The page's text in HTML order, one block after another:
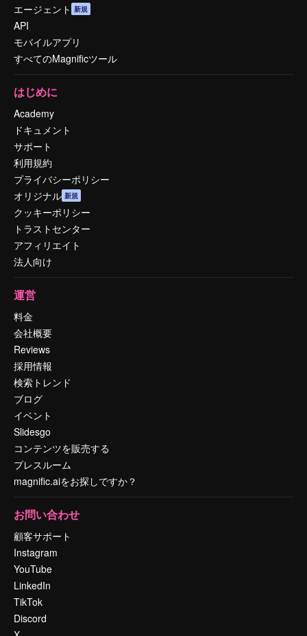
エージェント 新規
API
モバイルアプリ
すべてのMagnificツール
はじめに
Academy
ドキュメント
サポート
利用規約
プライバシーポリシー
オリジナル 新規
クッキーポリシー
トラストセンター
アフィリエイト
法人向け
運営
料金
会社概要
Reviews
採用情報
検索トレンド
ブログ
イベント
Slidesgo
コンテンツを販売する
プレスルーム
magnific.aiをお探しですか？
お問い合わせ
顧客サポート
Instagram
YouTube
LinkedIn
TikTok
Discord